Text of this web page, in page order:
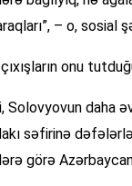
– o, sosial
onu
Solovyovun daha
səfirinə
görə